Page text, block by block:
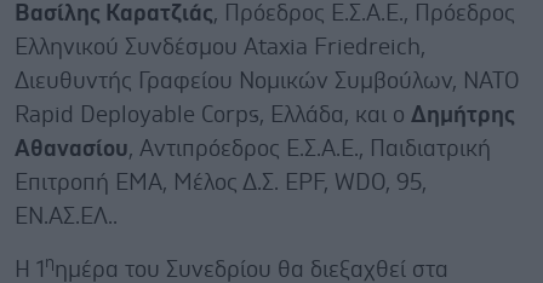
Βασίλης Καρατζιάς, Πρόεδρος Ε.Σ.Α.Ε., Πρόεδρος
Ελληνικού Συνδέσμου Ataxia Friedreich,
Διευθυντής Γραφείου Νομικών Συμβούλων, NATO
Rapid Deployable Corps, Ελλάδα, και ο Δημήτρης
Αθανασίου, Αντιπρόεδρος Ε.Σ.Α.Ε., Παιδιατρική
Επιτροπή ΕΜΑ, Μέλος Δ.Σ. EPF, WDO, 95,
ΕΝ.ΑΣ.ΕΛ..
Η 1 ηημέρα του Συνεδρίου θα διεξαχθεί στα